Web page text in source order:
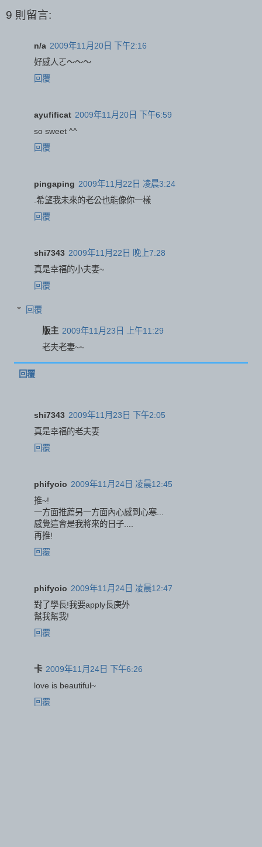
9 則留言:
n/a 2009年11月20日 下午2:16
好感人ㄛ～～～
回覆
ayufificat 2009年11月20日 下午6:59
so sweet ^^
回覆
pingaping 2009年11月22日 凌晨3:24
.希望我未來的老公也能像你一樣
回覆
shi7343 2009年11月22日 晚上7:28
真是幸福的小夫妻~
回覆
回覆
版主 2009年11月23日 上午11:29
老夫老妻~~
回覆
shi7343 2009年11月23日 下午2:05
真是幸福的老夫妻
回覆
phifyoio 2009年11月24日 凌晨12:45
推~!
一方面推薦另一方面內心感到心寒...
感覺這會是我將來的日子....
再推!
回覆
phifyoio 2009年11月24日 凌晨12:47
對了學長!我要apply長庚外
幫我幫我!
回覆
卡 2009年11月24日 下午6:26
love is beautiful~
回覆